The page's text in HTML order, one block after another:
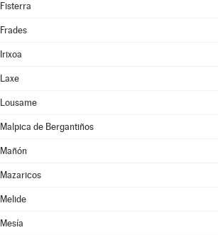
Fisterra
Frades
Irixoa
Laxe
Lousame
Malpica de Bergantiños
Mañón
Mazaricos
Melide
Mesía